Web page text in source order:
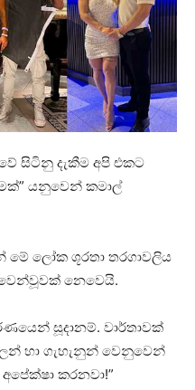
සිටිනු දැකීම අපි එකට
යනුවෙන් කමාල්
ලෝක ශූරතා තරගාවලිය
නෙවෙයි.
සූදානම්. වාර්තාවක්
හා ගැහැනුන් වෙනුවෙන්
කරනවා!”